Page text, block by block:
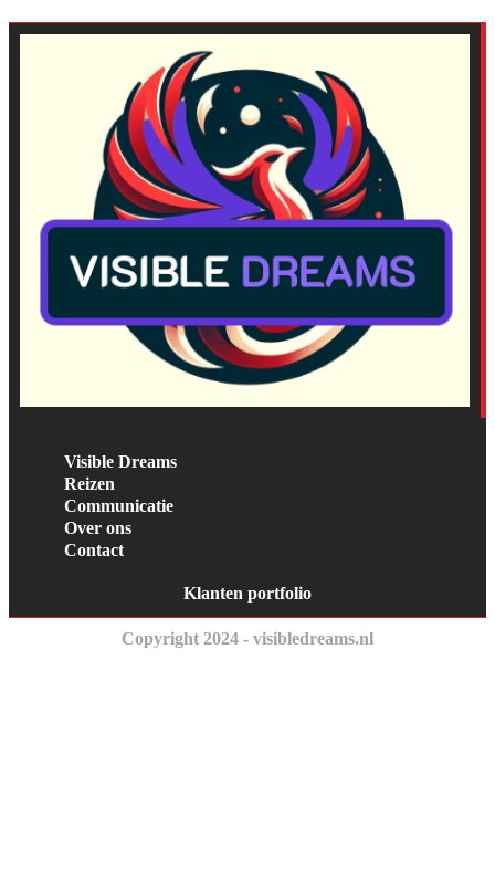
Visible Dreams
Reizen
Communicatie
Over ons
Contact
Klanten portfolio
Copyright 2024 - visibledreams.nl